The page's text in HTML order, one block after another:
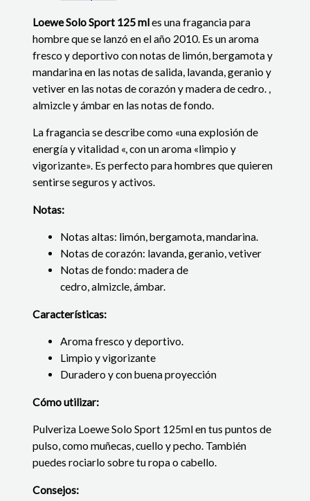
Loewe Solo Sport 125 mles una fragancia para
hombre que se lanzó en el año 2010. Es un aroma
fresco y deportivo con notas de limón, bergamota y
mandarina en las notas de salida, lavanda, geranio y
vetiver en las notas de corazón y madera de cedro. ,
almizcle y ámbar en las notas de fondo.
La fragancia se describe como «una explosión de
energía y vitalidad «, con un aroma «limpio y
vigorizante». Es perfecto para hombres que quieren
sentirse seguros y activos.
Notas:
Notas altas: limón, bergamota, mandarina.
Notas de corazón: lavanda, geranio, vetiver
Notas de fondo: madera de
cedro, almizcle, ámbar.
Características:
Aroma fresco y deportivo.
Limpio y vigorizante
Duradero y con buena proyección
Cómo utilizar:
Pulveriza Loewe Solo Sport 125ml en tus puntos de
pulso, como muñecas, cuello y pecho. También
puedes rociarlo sobre tu ropa o cabello.
Consejos: